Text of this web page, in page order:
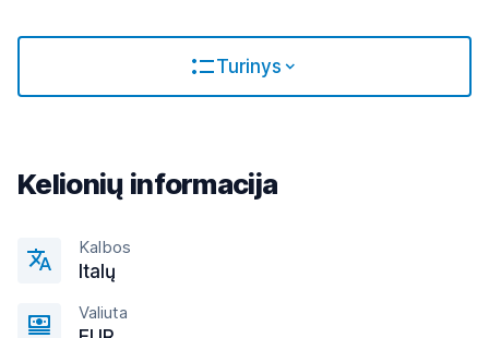
Turinys
Kelionių informacija
Kalbos
Italų
Valiuta